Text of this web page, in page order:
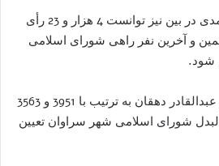
به گفته وی، علی‌اصغر محمدی در بین نیز توانست 4 هزار و 23 رأی
و آخرین نفر راهی شورای اسلامی
شود.
همچنین شهسوار نصرتی و عبدالقادر دهقان به ترتیب با 3951 و 3563
شورای اسلامی شهر سراوان تعیین